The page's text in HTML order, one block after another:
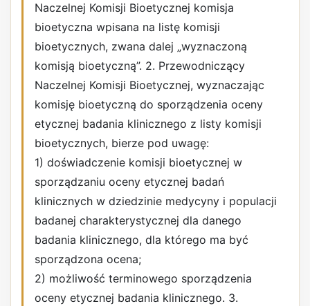
Naczelnej Komisji Bioetycznej komisja
bioetyczna wpisana na listę komisji
bioetycznych, zwana dalej „wyznaczoną
komisją bioetyczną”. 2. Przewodniczący
Naczelnej Komisji Bioetycznej, wyznaczając
komisję bioetyczną do sporządzenia oceny
etycznej badania klinicznego z listy komisji
bioetycznych, bierze pod uwagę:
1) doświadczenie komisji bioetycznej w
sporządzaniu oceny etycznej badań
klinicznych w dziedzinie medycyny i populacji
badanej charakterystycznej dla danego
badania klinicznego, dla którego ma być
sporządzona ocena;
2) możliwość terminowego sporządzenia
oceny etycznej badania klinicznego. 3.